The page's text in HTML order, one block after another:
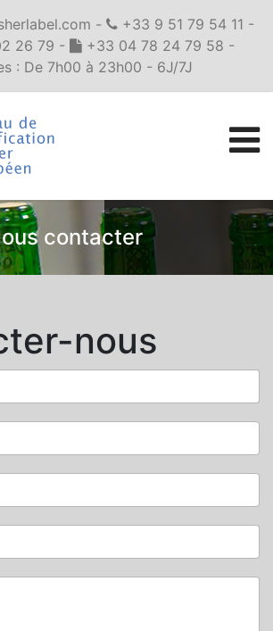
-
+33 9 51 79 54 11 -
26 79 -
+33 04 78 24 79 58 -
: De 7h00 à 23h00 - 6J/7J
contacter
nous